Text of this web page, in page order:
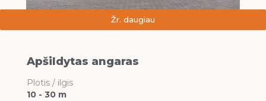
Žr. daugiau
Apšildytas angaras
Plotis / ilgis
10 - 30 m